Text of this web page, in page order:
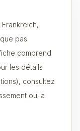
pas
comprend
les détails
consultez
ou la